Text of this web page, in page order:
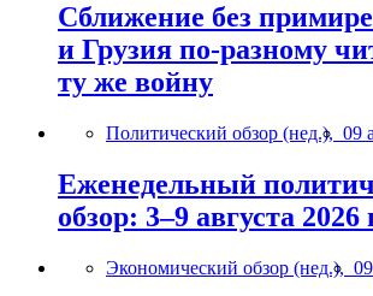
Сближение без
и Грузия по-разному
ту же войну
Политический обзор (нед.), 09
Еженедельный
обзор: 3–9 августа 2026
Экономический обзор (нед.),